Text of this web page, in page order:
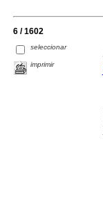
6 / 1602
seleccionar
imprimir